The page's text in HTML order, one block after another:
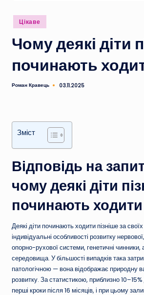
Опубліковано
у
Цікаве
Чому деякі діти
починають
Опубліковано
Роман Кравець 03.11.2025
Зміст
Відповідь на
чому деякі діти
починають ходити
Деякі діти починають ходити пізніше за
індивідуальні особливості розвитку
опорно-рухової системи, генетичні
середовища. У більшості випадків така
патологічною — вона відображає природну
розвитку. За статистикою, приблизно 10–15%
перші кроки після 16 місяців, і при цьому